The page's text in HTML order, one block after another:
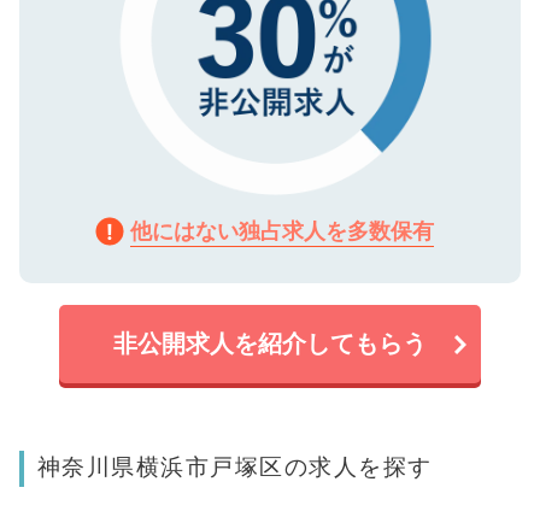
他にはない独占求人を多数保有
非公開求人を紹介してもらう
神奈川県横浜市戸塚区の求人を探す